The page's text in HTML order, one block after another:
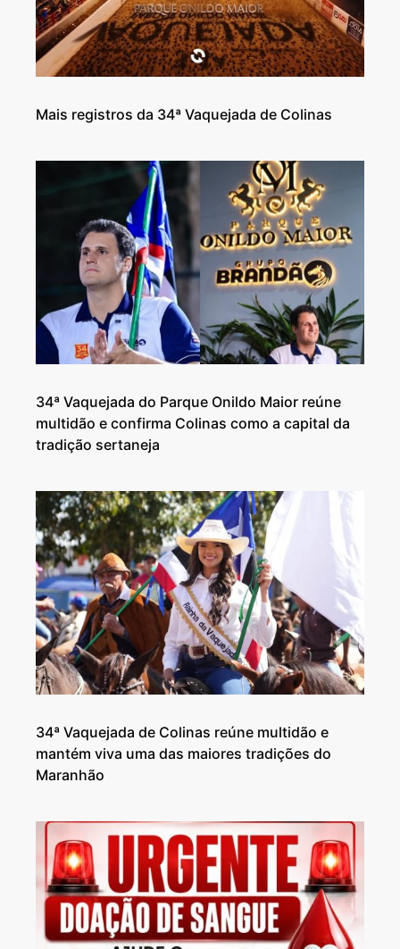
Mais registros da 34ª Vaquejada de Colinas
34ª Vaquejada do Parque Onildo Maior reúne
multidão e confirma Colinas como a capital da
tradição sertaneja
34ª Vaquejada de Colinas reúne multidão e
mantém viva uma das maiores tradições do
Maranhão